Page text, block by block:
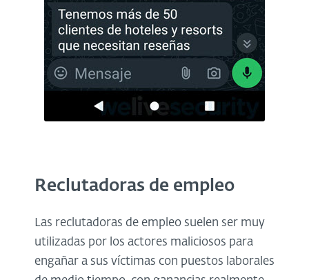
Reclutadoras de empleo
Las reclutadoras de empleo suelen ser muy
utilizadas por los actores maliciosos para
engañar a sus víctimas con puestos laborales